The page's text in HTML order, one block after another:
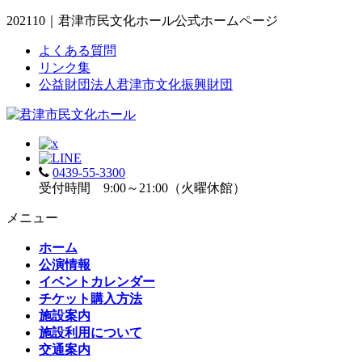
202110｜君津市民文化ホール公式ホームページ
よくある質問
リンク集
公益財団法人君津市文化振興財団
0439-55-3300
受付時間 9:00～21:00（火曜休館）
メニュー
ホーム
公演情報
イベントカレンダー
チケット購入方法
施設案内
施設利用について
交通案内